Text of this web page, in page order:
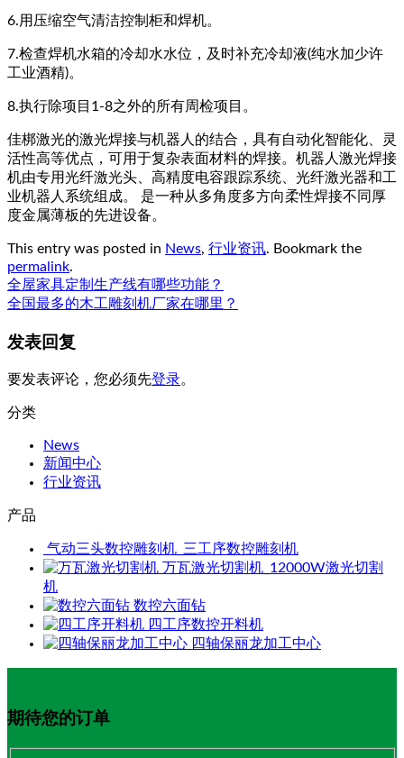
6.用压缩空气清洁控制柜和焊机。
7.检查焊机水箱的冷却水水位，及时补充冷却液(纯水加少许
工业酒精)。
8.执行除项目1-8之外的所有周检项目。
佳梆激光的激光焊接与机器人的结合，具有自动化智能化、灵
活性高等优点，可用于复杂表面材料的焊接。机器人激光焊接
机由专用光纤激光头、高精度电容跟踪系统、光纤激光器和工
业机器人系统组成。 是一种从多角度多方向柔性焊接不同厚
度金属薄板的先进设备。
This entry was posted in News, 行业资讯. Bookmark the
permalink.
全屋家具定制生产线有哪些功能？
全国最多的木工雕刻机厂家在哪里？
发表回复
要发表评论，您必须先登录。
分类
News
新闻中心
行业资讯
产品
气动三头数控雕刻机_三工序数控雕刻机
万瓦激光切割机_12000W激光切割
机
数控六面钻
四工序数控开料机
四轴保丽龙加工中心
期待您的订单